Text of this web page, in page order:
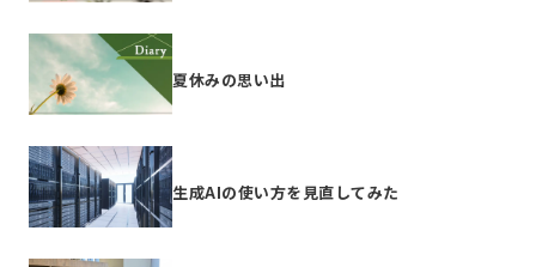
夏休みの思い出
生成AIの使い方を見直してみた